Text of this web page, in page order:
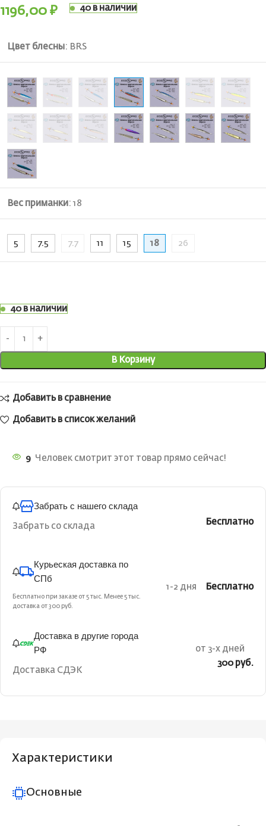
1196,00 ₽ 40 в наличии
Цвет блесны: BRS
Вес приманки: 18
5 7.5 7.7 11 15 18 26
40 в наличии
В Корзину
Добавить в сравнение
Добавить в список желаний
9 Человек смотрит этот товар прямо сейчас!
Забрать с нашего склада
Забрать со склада Бесплатно
Курьеская доставка по
СПб
Бесплатно при заказе от 5 тыс. Менее 5 тыс.
доставка от 300 руб.
1-2 дня Бесплатно
Доставка в другие города
РФ
Доставка СДЭК
от 3-х дней
300 руб.
Характеристики
Основные